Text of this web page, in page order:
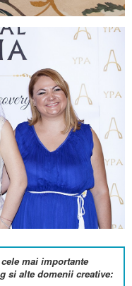
mai importante
si alte domenii creative: